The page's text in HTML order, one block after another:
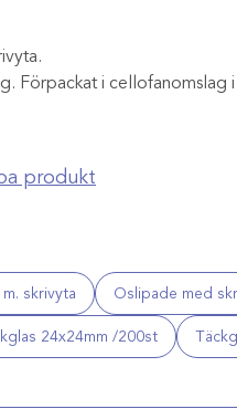
Förpackat i cellofanomslag
produkt
skrivyta Oslipade med
24x24mm /200st